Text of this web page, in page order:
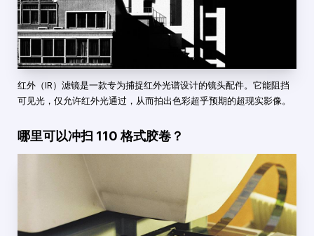
红外（IR）滤镜是一款专为捕捉红外光谱设计的镜头配件。它能阻挡
可见光，仅允许红外光通过，从而拍出色彩超乎预期的超现实影像。
哪里可以冲扫 110 格式胶卷？